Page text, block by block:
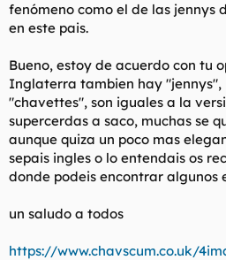
fenómeno como el de las jennys
en este pais.
Bueno, estoy de acuerdo con tu
Inglaterra tambien hay "jennys",
"chavettes", son iguales a la
supercerdas a saco, muchas se
aunque quiza un poco mas
sepais ingles o lo entendais os
donde podeis encontrar algunos
un saludo a todos
https://www.chavscum.co.uk/